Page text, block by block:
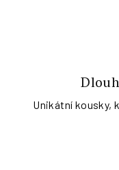
Unikátní kousky,